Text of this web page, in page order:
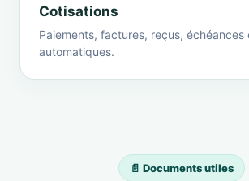
Cotisations
Paiements, factures, reçus, échéances
automatiques.
📄 Documents utiles